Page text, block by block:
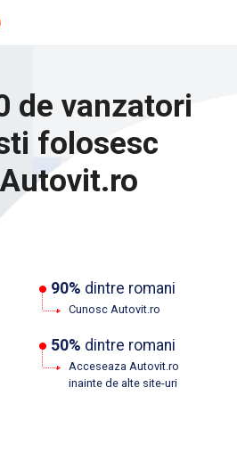
de vanzatori
folosesc
90% dintre romani
Cunosc Autovit.ro
50% dintre romani
Acceseaza Autovit.ro
inainte de alte site-uri